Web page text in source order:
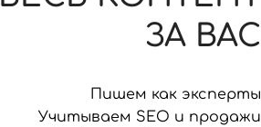
ЗА ВАС
Пишем как эксперты
Учитываем SEO и продажи